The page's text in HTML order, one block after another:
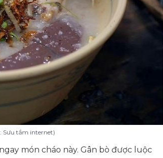
Sưu tầm internet)
món cháo này. Gân bò được luộc